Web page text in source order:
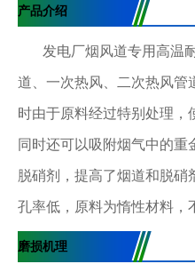
产品介绍
发电厂烟风道专用高温耐
道、一次热风、二次热风管
时由于原料经过特别处理，
同时还可以吸附烟气中的重
脱硝剂，提高了烟道和脱
孔率低，原料为惰性材料，
磨损机理